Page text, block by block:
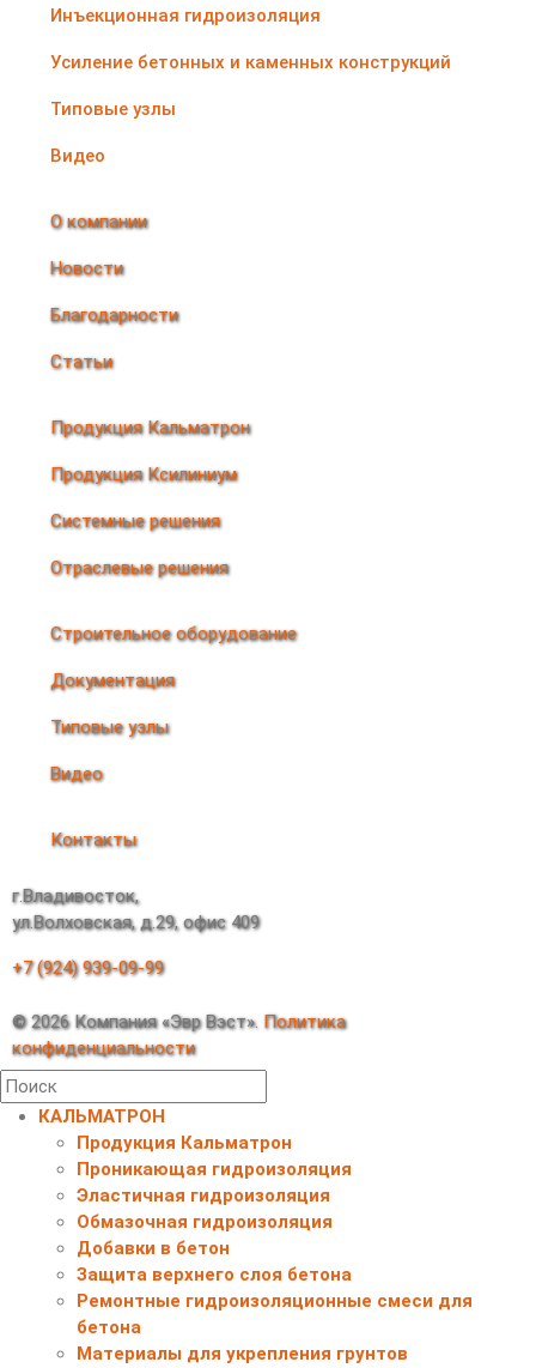
Инъекционная гидроизоляция
Усиление бетонных и каменных конструкций
Типовые узлы
Видео
О компании
Новости
Благодарности
Статьи
Продукция Кальматрон
Продукция Ксилиниум
Системные решения
Отраслевые решения
Строительное оборудование
Документация
Типовые узлы
Видео
Контакты
г.Владивосток,
ул.Волховская, д.29, офис 409
+7 (924) 939-09-99
© 2026 Компания «Эвр Вэст». Политика
конфиденциальности
КАЛЬМАТРОН
Продукция Кальматрон
Проникающая гидроизоляция
Эластичная гидроизоляция
Обмазочная гидроизоляция
Добавки в бетон
Защита верхнего слоя бетона
Ремонтные гидроизоляционные смеси для
бетона
Материалы для укрепления грунтов